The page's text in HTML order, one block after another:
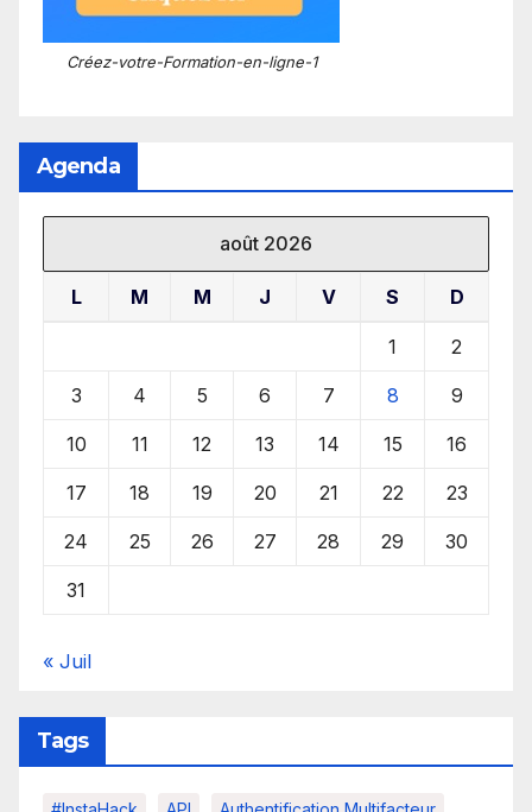
Créez-votre-Formation-en-ligne-1
Agenda
août 2026
L M M J V S D
1 2
3 4 5 6 7 8 9
10 11 12 13 14 15 16
17 18 19 20 21 22 23
24 25 26 27 28 29 30
31
« Juil
Tags